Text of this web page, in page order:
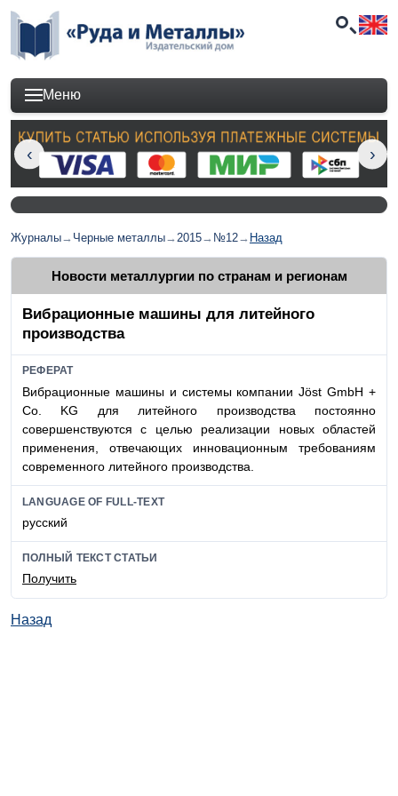
Меню
Журналы→ Черные металлы→2015→ №12→ Назад
Новости металлургии по странам и регионам
Вибрационные машины для литейного
производства
РЕФЕРАТ
Вибрационные машины и системы компании Jöst GmbH +
Co. KG для литейного производства постоянно
совершенствуются с целью реализации новых областей
применения, отвечающих инновационным требованиям
современного литейного производства.
LANGUAGE OF FULL-TEXT
русский
ПОЛНЫЙ ТЕКСТ СТАТЬИ
Получить
Назад